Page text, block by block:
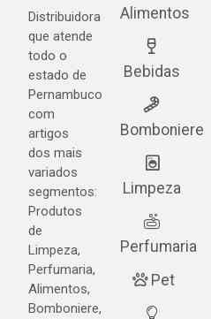
Distribuidora
que atende
todo o
estado de
Pernambuco
com
artigos
dos mais
variados
segmentos:
Produtos
de
Limpeza,
Perfumaria,
Alimentos,
Bomboniere,
Alimentos
Bebidas
Bomboniere
Limpeza
Perfumaria
Pet